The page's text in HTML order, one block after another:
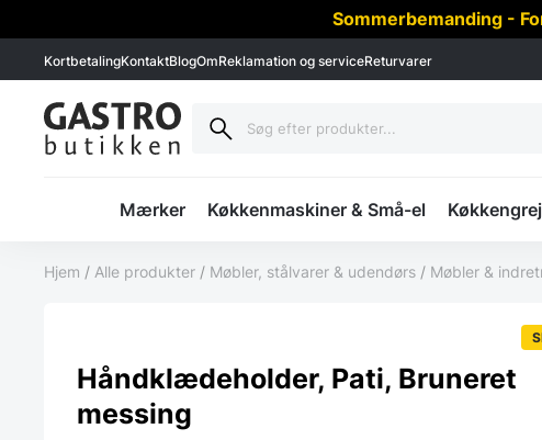
Sommerbemanding -
KortbetalingKontaktBlogOmReklamation og serviceReturvarer
Mærker Køkkenmaskiner & Små-el
Hjem / Alle produkter / Møbler, stålvarer & udendørs / Møbler &
Håndklædeholder, Pati, Bruneret
messing